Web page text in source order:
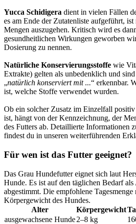
Yucca Schidigera dient in vielen Fällen
es am Ende der Zutatenliste aufgeführt,
Mengen auszugehen. Kritisch wird es
gesundheitlichen Wirkungen geworben
Dosierung zu nennen.
Natürliche Konservierungsstoffe wie
Extrakte) gelten als unbedenklich und
„natürlich konserviert mit ...“ erkennbar.
ist, welche Stoffe verwendet wurden.
Ob ein solcher Zusatz im Einzelfall
ist, hängt von der Kennzeichnung, der
des Futters ab. Detaillierte Informationen
findest du in unseren weiterführenden
Für wen ist das Futter geeignet?
Das Grau Hundefutter eignet sich laut
Hunde. Es ist auf den täglichen Bedarf
abgestimmt. Die empfohlene
Körpergewicht des Hundes.
Alter
Körpergewicht
ausgewachsene Hunde2–8 kg